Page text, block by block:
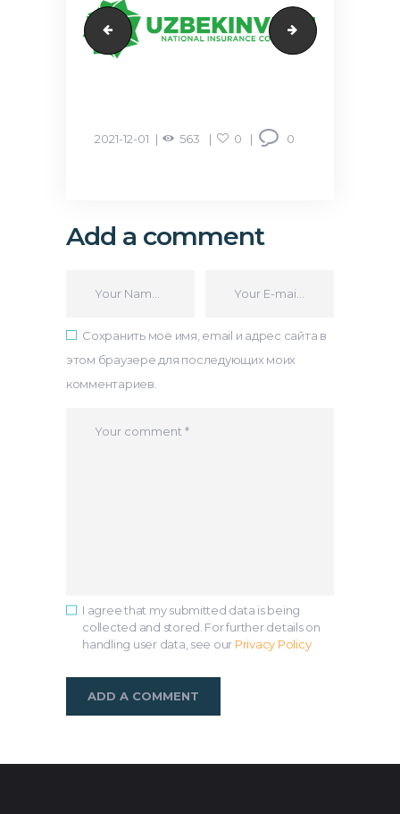
evos agros
2021-12-01 563 0 0
Add a comment
Сохранить моё имя, email и адрес сайта в
этом браузере для последующих моих
комментариев.
I agree that my submitted data is being
collected and stored. For further details on
handling user data, see our Privacy Policy